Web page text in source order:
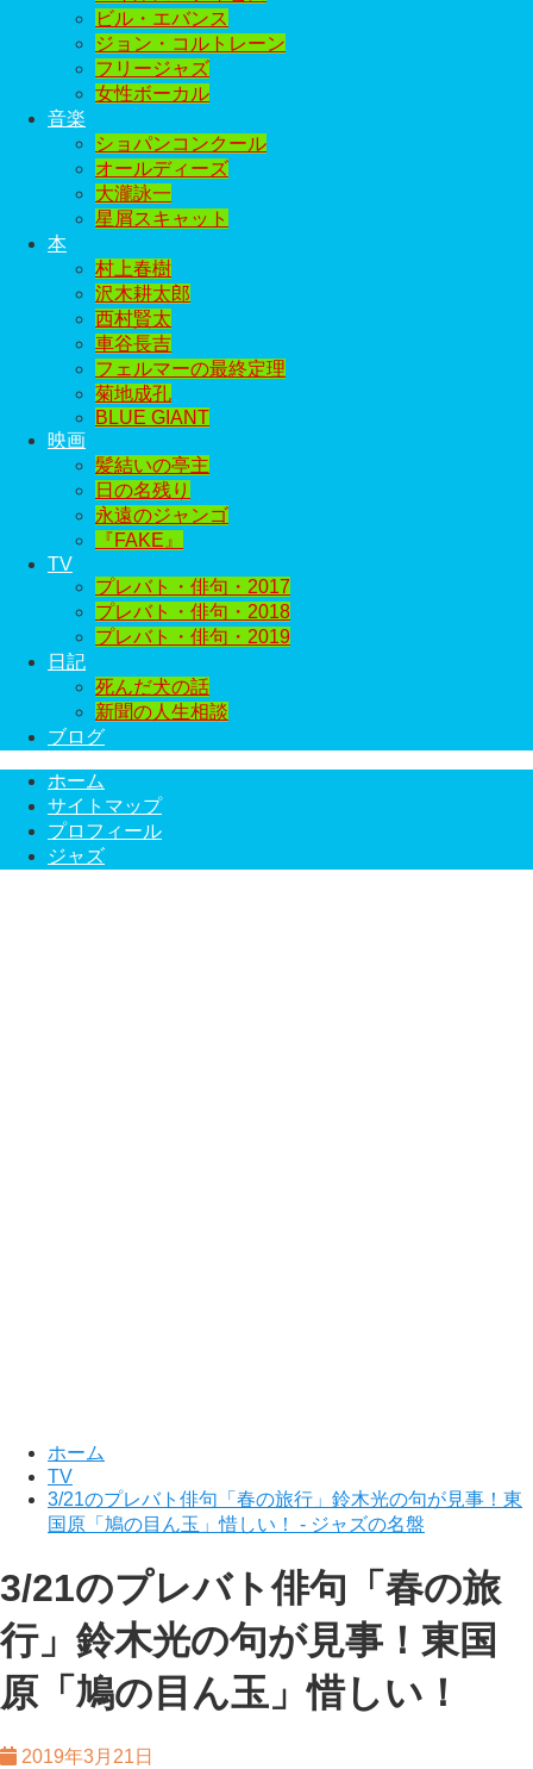
ビル・エバンス
ジョン・コルトレーン
フリージャズ
女性ボーカル
音楽
ショパンコンクール
オールディーズ
大瀧詠一
星屑スキャット
本
村上春樹
沢木耕太郎
西村賢太
車谷長吉
フェルマーの最終定理
菊地成孔
BLUE GIANT
映画
髪結いの亭主
日の名残り
永遠のジャンゴ
『FAKE』
TV
プレバト・俳句・2017
プレバト・俳句・2018
プレバト・俳句・2019
日記
死んだ犬の話
新聞の人生相談
ブログ
ホーム
サイトマップ
プロフィール
ジャズ
ホーム
TV
3/21のプレバト俳句「春の旅行」鈴木光の句が見事！東
国原「鳩の目ん玉」惜しい！ - ジャズの名盤
3/21のプレバト俳句「春の旅
行」鈴木光の句が見事！東国
原「鳩の目ん玉」惜しい！
2019年3月21日